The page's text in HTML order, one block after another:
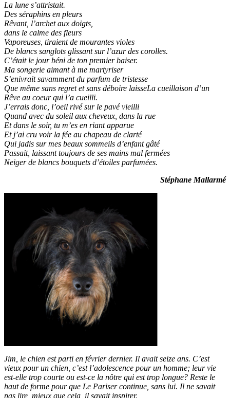
La lune s’attristait.
Des séraphins en pleurs
Rêvant, l’archet aux doigts,
dans le calme des fleurs
Vaporeuses, tiraient de mourantes violes
De blancs sanglots glissant sur l’azur des corolles.
C’était le jour béni de ton premier baiser.
Ma songerie aimant à me martyriser
S’enivrait savamment du parfum de tristesse
Que même sans regret et sans déboire laisseLa cueillaison d’un
Rêve au coeur qui l’a cueilli.
J’errais donc, l’oeil rivé sur le pavé vieilli
Quand avec du soleil aux cheveux, dans la rue
Et dans le soir, tu m’es en riant apparue
Et j’ai cru voir la fée au chapeau de clarté
Qui jadis sur mes beaux sommeils d’enfant gâté
Passait, laissant toujours de ses mains mal fermées
Neiger de blancs bouquets d’étoiles parfumées.
Stéphane Mallarmé
Jim, le chien est parti en février dernier. Il avait seize ans. C’est
vieux pour un chien, c’est l’adolescence pour un homme; leur vie
est-elle trop courte ou est-ce la nôtre qui est trop longue? Reste le
haut de forme pour que Le Pariser continue, sans lui. Il ne savait
pas lire, mieux que cela, il savait inspirer.